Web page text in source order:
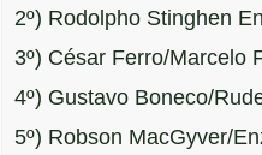
2º) Rodolpho Stinghen
3º) César Ferro/Marcelo
4º) Gustavo Boneco/
5º) Robson MacGyver/